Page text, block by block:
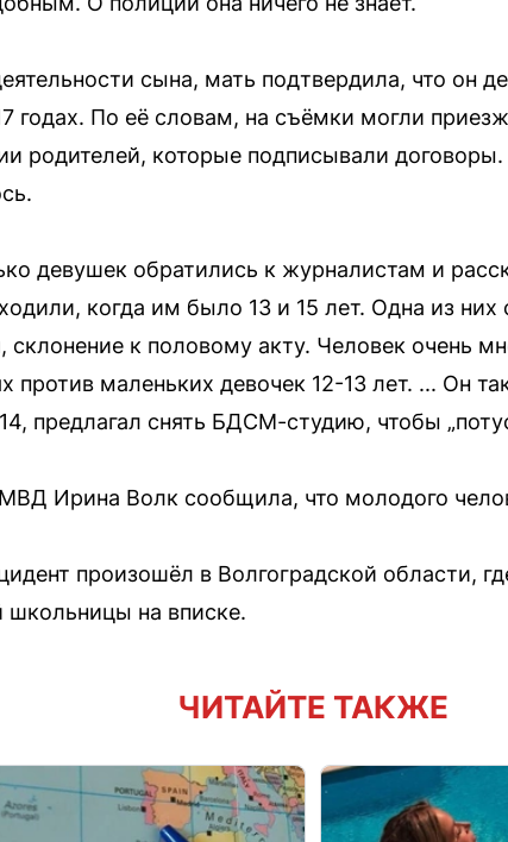
сына, мать подтвердила, что он
годах. По её словам, на съёмки могли
родителей, которые подписывали
девушек обратились к журналистам и
когда им было 13 и 15 лет. Одна из
склонение к половому акту. Человек очень
против маленьких девочек 12-13 лет. ... Он
предлагал снять БДСМ-студию, чтобы
Ирина Волк сообщила, что молодого
произошёл в Волгоградской области,
школьницы на вписке.
ЧИТАЙТЕ ТАКЖЕ